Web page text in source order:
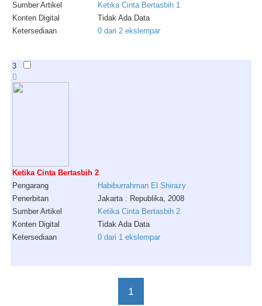
Sumber Artikel
Ketika Cinta Bertasbih 1
Konten Digital
Tidak Ada Data
Ketersediaan
0 dari 2 ekslempar
3
Ketika Cinta Bertasbih 2
Pengarang
Habiburrahman El Shirazy
Penerbitan
Jakarta : Republika, 2008
Sumber Artikel
Ketika Cinta Bertasbih 2
Konten Digital
Tidak Ada Data
Ketersediaan
0 dari 1 ekslempar
1